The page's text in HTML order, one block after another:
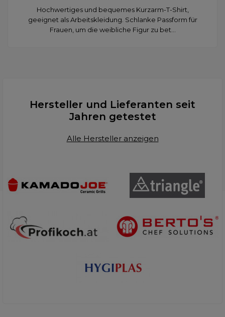
Hochwertiges und bequemes Kurzarm-T-Shirt,
geeignet als Arbeitskleidung. Schlanke Passform für
Frauen, um die weibliche Figur zu bet...
Hersteller und Lieferanten seit
Jahren getestet
Alle Hersteller anzeigen